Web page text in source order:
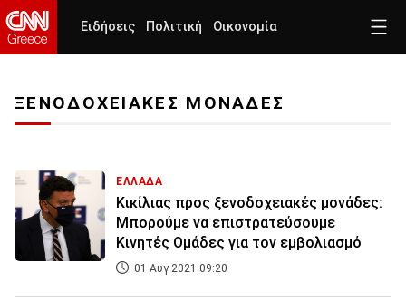
Ειδήσεις Πολιτική Οικονομία
ΞΕΝΟΔΟΧΕΙΑΚΕΣ ΜΟΝΑΔΕΣ
ΕΛΛΑΔΑ
Κικίλιας προς ξενοδοχειακές μονάδες:
Μπορούμε να επιστρατεύσουμε
Κινητές Ομάδες για τον εμβολιασμό
01 Αυγ 2021 09:20